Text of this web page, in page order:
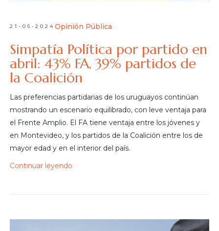
21-05-2024Opinión Pública
Simpatía Política por partido en
abril: 43% FA, 39% partidos de
la Coalición
Las preferencias partidarias de los uruguayos continúan
mostrando un escenario equilibrado, con leve ventaja para
el Frente Amplio. El FA tiene ventaja entre los jóvenes y
en Montevideo, y los partidos de la Coalición entre los de
mayor edad y en el interior del país.
Continuar leyendo